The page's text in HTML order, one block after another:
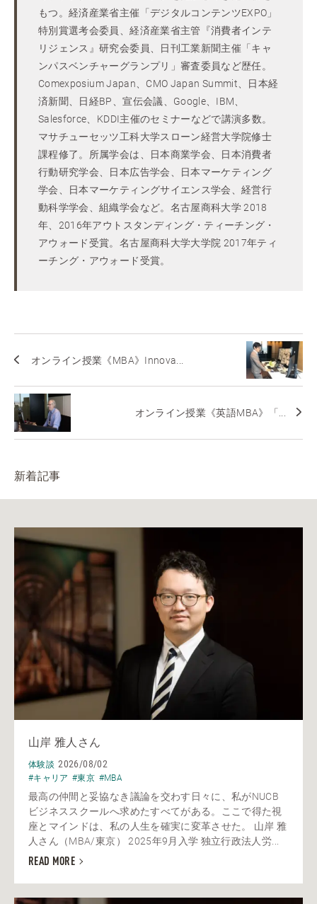
もつ。経済産業省主催「デジタルコンテンツEXPO」
特別賞選考会委員、経済産業省主管『消費者インテ
リジェンス』研究会委員、日刊工業新聞主催「キャ
ンパスベンチャーグランプリ」審査委員など歴任。
Comexposium Japan、CMO Japan Summit、日本経
済新聞、日経BP、宣伝会議、Google、IBM、
Salesforce、KDDI主催のセミナーなどで講演多数。
マサチューセッツ工科大学スローン経営大学院修士
課程修了。所属学会は、日本商業学会、日本消費者
行動研究学会、日本広告学会、日本マーケティング
学会、日本マーケティングサイエンス学会、経営行
動科学学会、組織学会など。名古屋商科大学 2018
年、2016年アウトスタンディング・ティーチング・
アウォード受賞。名古屋商科大学大学院 2017年ティ
ーチング・アウォード受賞。
オンライン授業《MBA》Innova...
オンライン授業《英語MBA》「...
新着記事
山岸 雅人さん
体験談 2026/08/02
#キャリア #東京 #MBA
最高の仲間と妥協なき議論を交わす日々に、私がNUCB
ビジネススクールへ求めたすべてがある。ここで得た視
座とマインドは、私の人生を確実に変革させた。 山岸 雅
人さん（MBA/東京） 2025年9月入学 独立行政法人労...
READ MORE